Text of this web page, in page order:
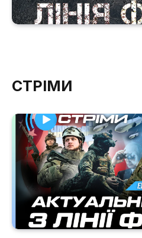
СТРІМИ